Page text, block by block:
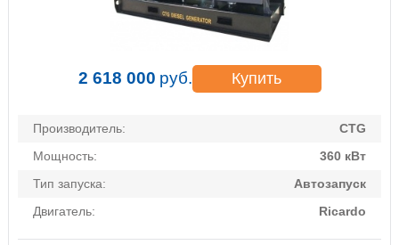
2 618 000 руб. Купить
Производитель:
CTG
Мощность:
360 кВт
Тип запуска:
Автозапуск
Двигатель:
Ricardo